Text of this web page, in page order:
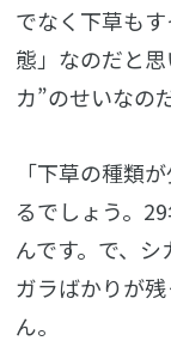
でなく下草も
態」なのだと
カ”のせいなの
「下草の種類
るでしょう。
んです。で、
ガラばかりが
ん。